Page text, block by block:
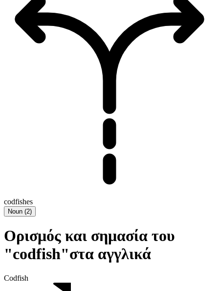
codfishes
Noun (2)
Ορισμός και σημασία του
"codfish"στα αγγλικά
Codfish